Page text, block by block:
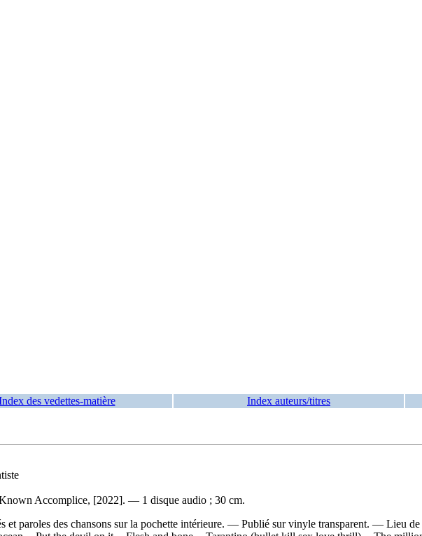
des vedettes-matière Index auteurs/titres
Accomplice, [2022]. — 1 disque audio ; 30 cm.
paroles des chansons sur la pochette intérieure. — Publié sur vinyle transparent. — Lieu